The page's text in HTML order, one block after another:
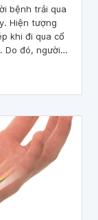
bệnh trải qua
Hiện tượng
khi đi qua cổ
Do đó, người